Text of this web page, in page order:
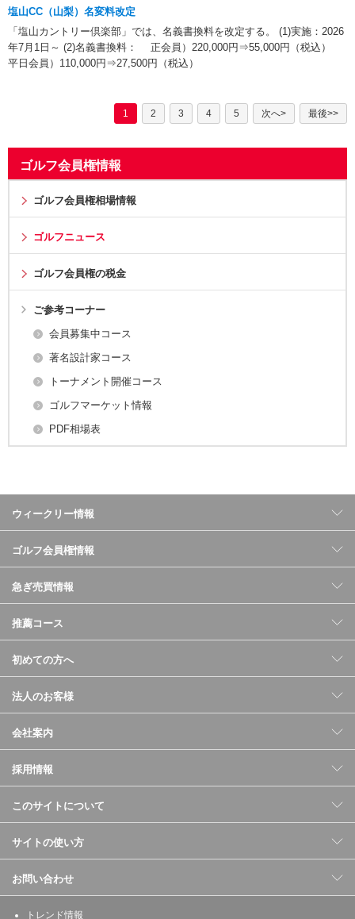
塩山CC（山梨）名変料改定
「塩山カントリー倶楽部」では、名義書換料を改定する。 (1)実施：2026
年7月1日～ (2)名義書換料： 正会員）220,000円⇒55,000円（税込）
平日会員）110,000円⇒27,500円（税込）
1 2 3 4 5 次へ> 最後>>
ゴルフ会員権情報
ゴルフ会員権相場情報
ゴルフニュース
ゴルフ会員権の税金
ご参考コーナー
会員募集中コース
著名設計家コース
トーナメント開催コース
ゴルフマーケット情報
PDF相場表
ウィークリー情報
ゴルフ会員権情報
急ぎ売買情報
推薦コース
初めての方へ
法人のお客様
会社案内
採用情報
このサイトについて
サイトの使い方
お問い合わせ
トレンド情報